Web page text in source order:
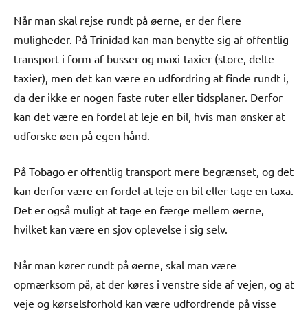
Når man skal rejse rundt på øerne, er der flere
muligheder. På Trinidad kan man benytte sig af offentlig
transport i form af busser og maxi-taxier (store, delte
taxier), men det kan være en udfordring at finde rundt i,
da der ikke er nogen faste ruter eller tidsplaner. Derfor
kan det være en fordel at leje en bil, hvis man ønsker at
udforske øen på egen hånd.
På Tobago er offentlig transport mere begrænset, og det
kan derfor være en fordel at leje en bil eller tage en taxa.
Det er også muligt at tage en færge mellem øerne,
hvilket kan være en sjov oplevelse i sig selv.
Når man kører rundt på øerne, skal man være
opmærksom på, at der køres i venstre side af vejen, og at
veje og kørselsforhold kan være udfordrende på visse